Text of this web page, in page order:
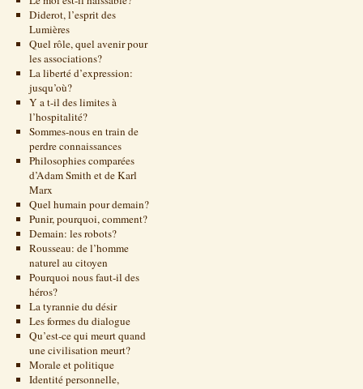
Diderot, l’esprit des
Lumières
Quel rôle, quel avenir pour
les associations?
La liberté d’expression:
jusqu’où?
Y a t-il des limites à
l’hospitalité?
Sommes-nous en train de
perdre connaissances
Philosophies comparées
d’Adam Smith et de Karl
Marx
Quel humain pour demain?
Punir, pourquoi, comment?
Demain: les robots?
Rousseau: de l’homme
naturel au citoyen
Pourquoi nous faut-il des
héros?
La tyrannie du désir
Les formes du dialogue
Qu’est-ce qui meurt quand
une civilisation meurt?
Morale et politique
Identité personnelle,